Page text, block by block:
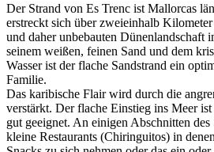
Der Strand von Es Trenc ist Mallorcas
erstreckt sich über zweieinhalb
und daher unbebauten Dünenlandschaft
seinem weißen, feinen Sand und dem
Wasser ist der flache Sandstrand ein
Familie.
Das karibische Flair wird durch die
verstärkt. Der flache Einstieg ins Meer
gut geeignet. An einigen Abschnitten des
kleine Restaurants (Chiringuitos) in